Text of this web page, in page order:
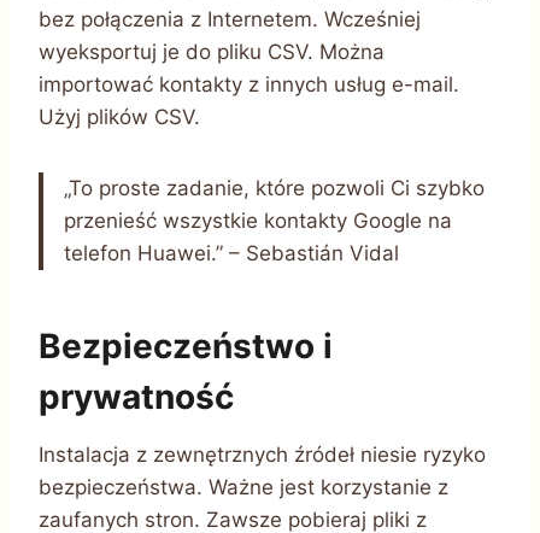
bez połączenia z Internetem. Wcześniej
wyeksportuj je do pliku CSV. Można
importować kontakty z innych usług e-mail.
Użyj plików CSV.
„To proste zadanie, które pozwoli Ci szybko
przenieść wszystkie kontakty Google na
telefon Huawei.” – Sebastián Vidal
Bezpieczeństwo i
prywatność
Instalacja z zewnętrznych źródeł niesie ryzyko
bezpieczeństwa. Ważne jest korzystanie z
zaufanych stron. Zawsze pobieraj pliki z